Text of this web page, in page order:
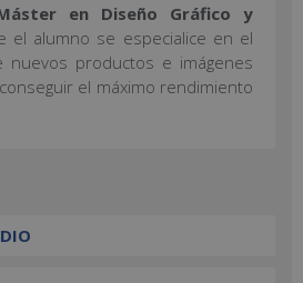
en Diseño Gráfico y
el alumno se especialice en el
nuevos productos e imágenes
el máximo rendimiento